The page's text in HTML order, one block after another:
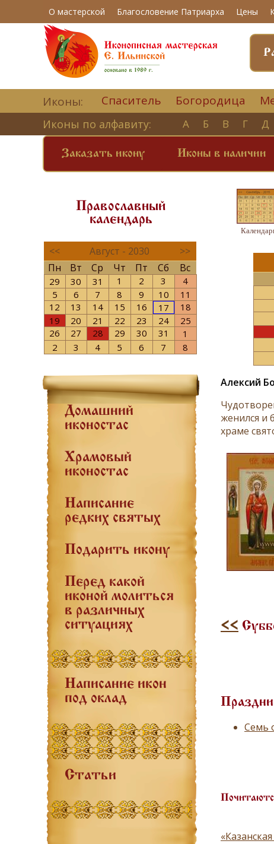
О мастерской Благословение Патриарха Цены
Иконы: Спаситель Богородица
Иконы по алфавиту: А Б В Г Д
Заказать икону Иконы в наличии
Православный
календарь
<< Август - 2030
>>
Пн
Вт Ср Чт Пт Сб Вс
29 30 31 1 2 3
4
5
6 7 8 9 10
11
12
13 14 15 16 17
18
19
20 21 22 23 24
25
26
27 28 29 30 31
1
2
3 4 5 6 7 8
Домашний
иконостас
Храмовый
иконостас
Написание
редких святых
Подарить икону
Перед какой
иконой молиться
в различных
ситуациях
Написание икон
под оклад
Статьи
Алексий
женился и
храме
<<
Семь